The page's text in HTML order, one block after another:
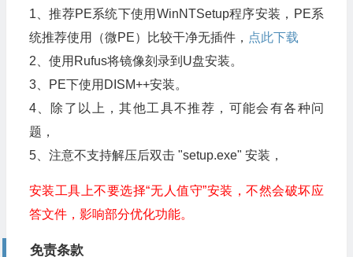
1、推荐PE系统下使用WinNTSetup程序安装，PE系
统推荐使用（微PE）比较干净无插件， 点此下载
2、使用Rufus将镜像刻录到U盘安装。
3、PE下使用DISM++安装。
4、除了以上，其他工具不推荐，可能会有各种问
题，
5、注意不支持解压后双击 "setup.exe" 安装，
安装工具上不要选择“无人值守”安装，不然会破坏应
答文件，影响部分优化功能。
免责条款